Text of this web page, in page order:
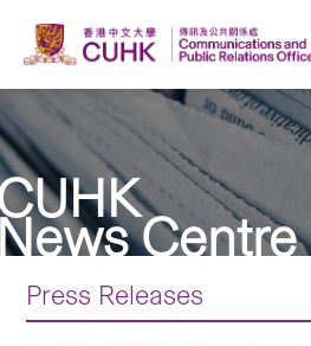
Centre
Press Releases